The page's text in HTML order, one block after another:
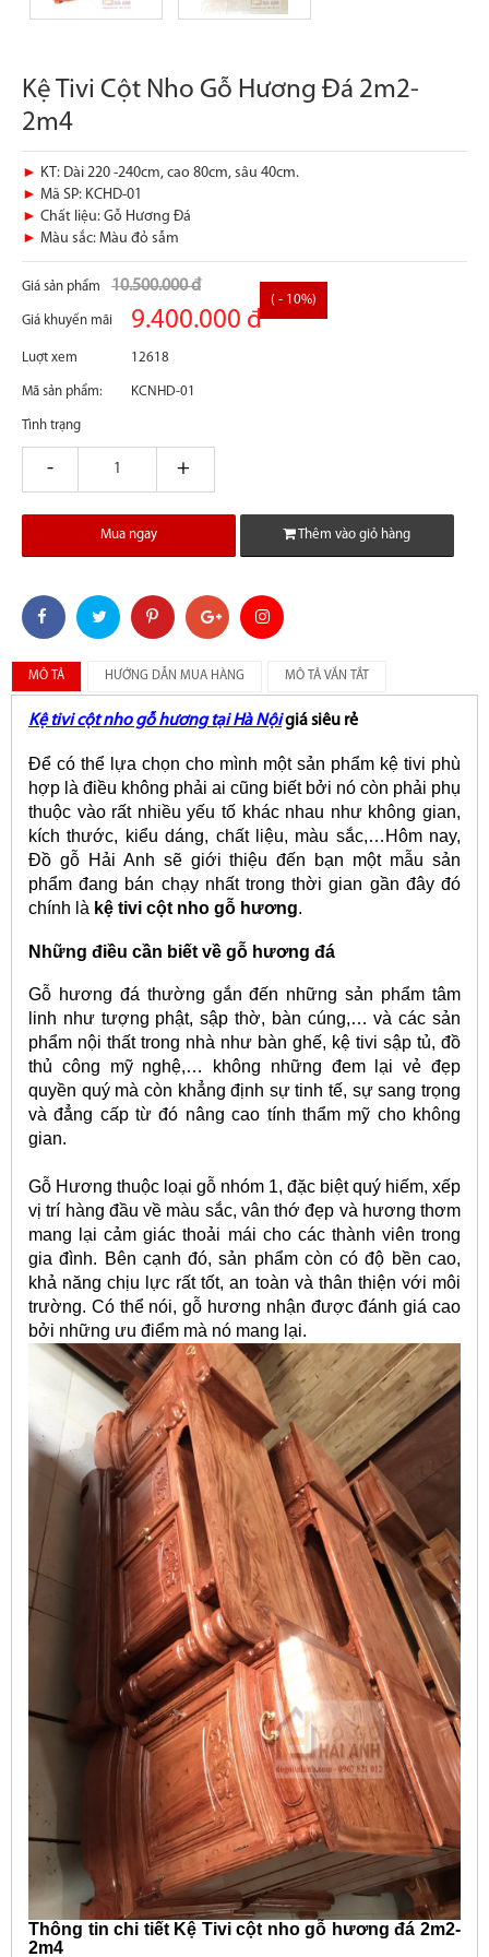
Kệ Tivi Cột Nho Gỗ Hương Đá 2m2-
2m4
► KT: Dài 220 -240cm, cao 80cm, sâu 40cm.
► Mã SP: KCHD-01
► Chất liệu: Gỗ Hương Đá
► Màu sắc: Màu đỏ sẫm
Giá sản phẩm 10.500.000 đ
Giá khuyến mãi 9.400.000 đ
( - 10%)
Luợt xem 12618
Mã sản phẩm: KCNHD-01
Tình trạng
giam tang
Mua ngay Thêm vào giỏ hàng
MÔ TẢ HƯỚNG DẪN MUA HÀNG MÔ TẢ VẮN TẮT
Kệ tivi cột nho gỗ hương tại Hà Nộigiá siêu rẻ
Để có thể lựa chọn cho mình một sản phẩm kệ tivi phù
hợp là điều không phải ai cũng biết bởi nó còn phải phụ
thuộc vào rất nhiều yếu tố khác nhau như không gian,
kích thước, kiểu dáng, chất liệu, màu sắc,…Hôm nay,
Đồ gỗ Hải Anh sẽ giới thiệu đến bạn một mẫu sản
phẩm đang bán chạy nhất trong thời gian gần đây đó
chính là kệ tivi cột nho gỗ hương.
Những điều cần biết về gỗ hương đá
Gỗ hương đá thường gắn đến những sản phẩm tâm
linh như tượng phật, sập thờ, bàn cúng,… và các sản
phẩm nội thất trong nhà như bàn ghế, kệ tivi sập tủ, đồ
thủ công mỹ nghệ,… không những đem lại vẻ đẹp
quyền quý mà còn khẳng định sự tinh tế, sự sang trọng
và đẳng cấp từ đó nâng cao tính thẩm mỹ cho không
gian.
Gỗ Hương thuộc loại gỗ nhóm 1, đặc biệt quý hiếm, xếp
vị trí hàng đầu về màu sắc, vân thớ đẹp và hương thơm
mang lại cảm giác thoải mái cho các thành viên trong
gia đình. Bên cạnh đó, sản phẩm còn có độ bền cao,
khả năng chịu lực rất tốt, an toàn và thân thiện với môi
trường. Có thể nói, gỗ hương nhận được đánh giá cao
bởi những ưu điểm mà nó mang lại.
Thông tin chi tiết Kệ Tivi cột nho gỗ hương đá 2m2-
2m4